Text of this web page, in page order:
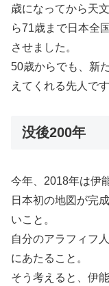
歳になってから天
ら71歳まで日本全
させました。
50歳からでも、新
えてくれる先人です
没後200年
今年、2018年は伊
日本初の地図が完
いこと。
自分のアラフィフ
にあたること。
そう考えると、伊